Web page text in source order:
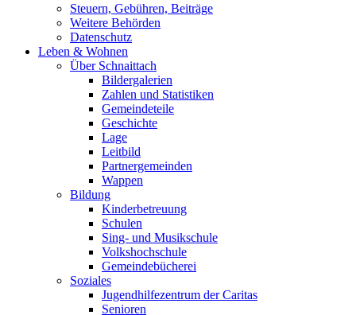
Steuern, Gebühren, Beiträge
Weitere Behörden
Datenschutz
Leben & Wohnen
Über Schnaittach
Bildergalerien
Zahlen und Statistiken
Gemeindeteile
Geschichte
Lage
Leitbild
Partnergemeinden
Wappen
Bildung
Kinderbetreuung
Schulen
Sing- und Musikschule
Volkshochschule
Gemeindebücherei
Soziales
Jugendhilfezentrum der Caritas
Senioren